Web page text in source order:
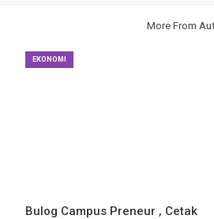
More From
EKONOMI
Bulog Campus Preneur , Cetak